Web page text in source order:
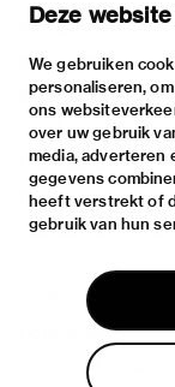
Deze
We gebruiken
personaliseren,
ons
over uw gebruik
media, adverteren
gegevens
heeft verstrekt of
gebruik van hun
exhibitions
activities
practical
about
the museum
the collection
foundations &
contact
house rules
privacy & cookies